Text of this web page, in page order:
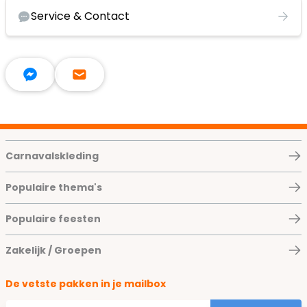
Service & Contact
Carnavalskleding
Populaire thema's
Populaire feesten
Zakelijk / Groepen
De vetste pakken in je mailbox